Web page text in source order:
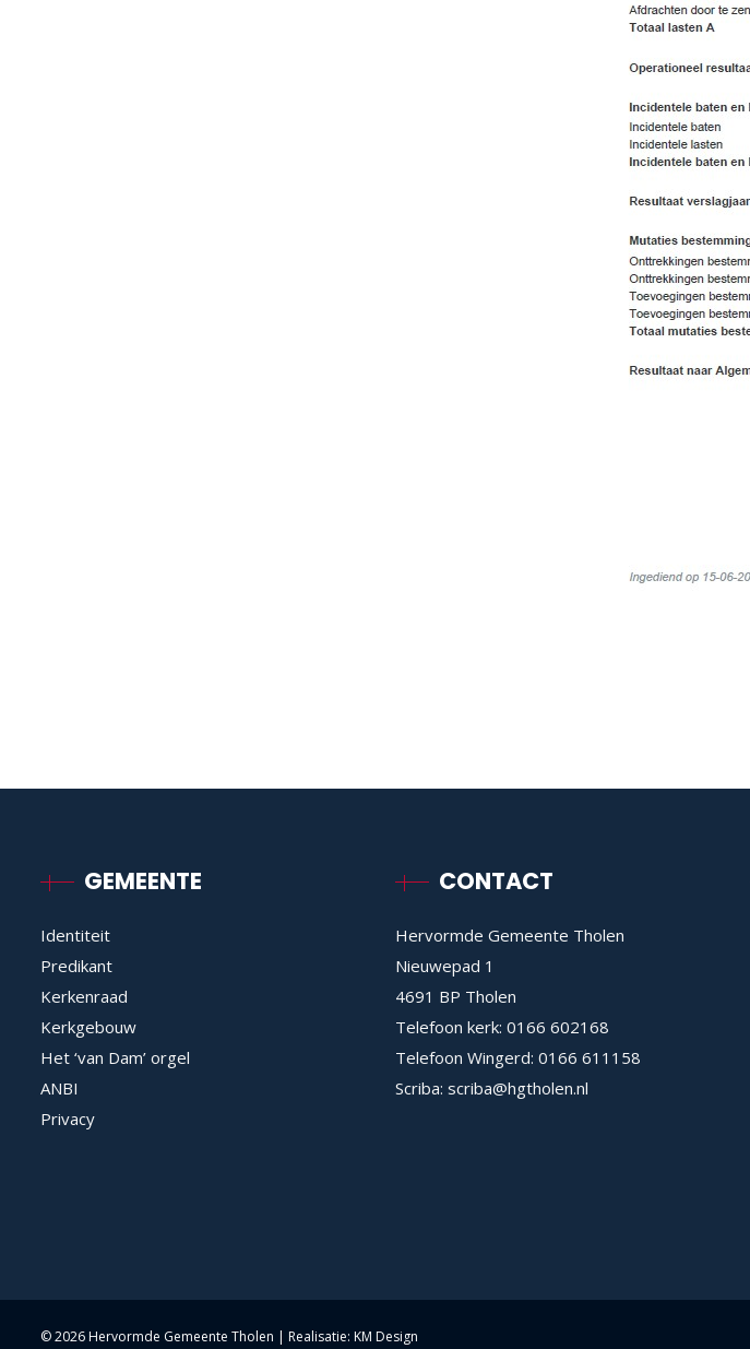
GEMEENTE
Identiteit
Predikant
Kerkenraad
Kerkgebouw
Het ‘van Dam’ orgel
ANBI
Privacy
CONTACT
Hervormde Gemeente Tholen
Nieuwepad 1
4691 BP Tholen
Telefoon kerk: 0166 602168
Telefoon Wingerd: 0166 611158
Scriba: scriba@hgtholen.nl
©2026 Hervormde Gemeente Tholen | Realisatie: KM Design